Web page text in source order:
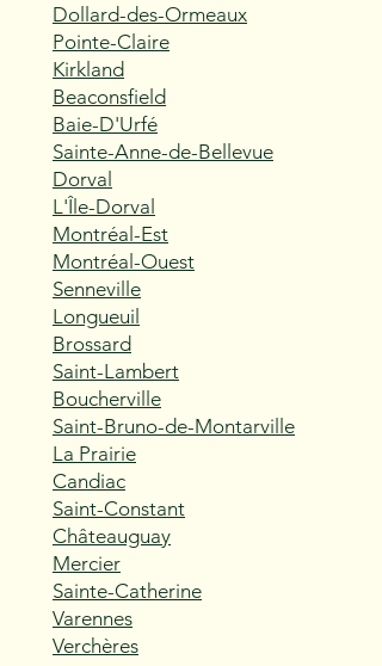
Dollard-des-Ormeaux
Pointe-Claire
Kirkland
Beaconsfield
Baie-D'Urfé
Sainte-Anne-de-Bellevue
Dorval
L'Île-Dorval
Montréal-Est
Montréal-Ouest
Senneville
Longueuil
Brossard
Saint-Lambert
Boucherville
Saint-Bruno-de-Montarville
La Prairie
Candiac
Saint-Constant
Châteauguay
Mercier
Sainte-Catherine
Varennes
Verchères